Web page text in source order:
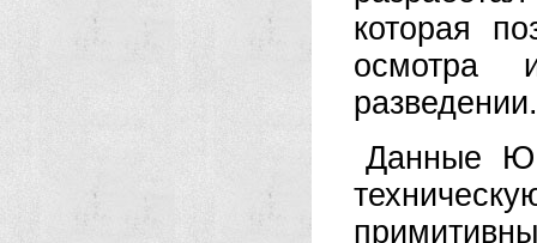
которая
осмотра
разведении.
Данные